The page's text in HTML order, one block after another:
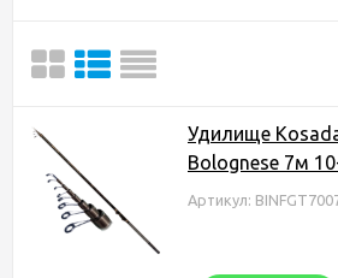
Удилище
Bolognese 7м
Артикул: